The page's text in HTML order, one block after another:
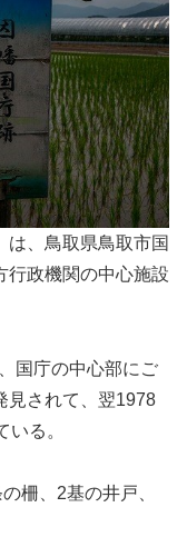
は、鳥取県鳥取市国
行政機関の中心施設
国庁の中心部にご
見されて、翌1978
る。
柵、2基の井戸、